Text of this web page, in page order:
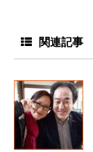
関連記事